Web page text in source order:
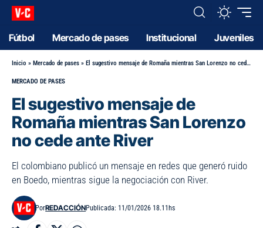
Fútbol Mercado de pases Institucional Juveniles
Inicio » Mercado de pases » El sugestivo mensaje de Romaña mientras San Lorenzo no cede ante River
MERCADO DE PASES
El sugestivo mensaje de
Romaña mientras San Lorenzo
no cede ante River
El colombiano publicó un mensaje en redes que generó ruido
en Boedo, mientras sigue la negociación con River.
PorREDACCIÓNPublicada: 11/01/2026 18.11hs